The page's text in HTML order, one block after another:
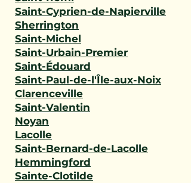
Saint-Cyprien-de-Napierville
Sherrington
Saint-Michel
Saint-Urbain-Premier
Saint-Édouard
Saint-Paul-de-l'Île-aux-Noix
Clarenceville
Saint-Valentin
Noyan
Lacolle
Saint-Bernard-de-Lacolle
Hemmingford
Sainte-Clotilde